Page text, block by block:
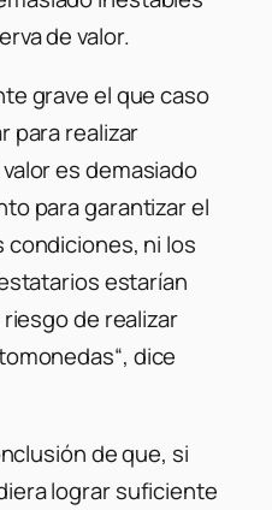
de valor.
grave el que caso
para realizar
es demasiado
para garantizar el
condiciones, ni los
estarían
de realizar
“, dice
de que, si
lograr suficiente